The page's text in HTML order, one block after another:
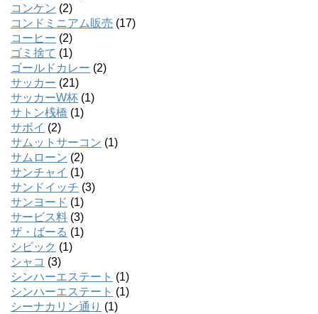
コンケン (2)
コンドミニアム販売 (17)
コーヒー (2)
ゴミ捨て (1)
ゴールドカレー (2)
サッカー (21)
サッカーW杯 (1)
サトン桟橋 (1)
サボイ (2)
サムットサーコン (1)
サムローン (2)
サンチャイ (1)
サンドイッチ (3)
サンヨード (1)
サービス料 (3)
ザ・ばーる (1)
シビック (1)
シャコ (3)
シンハーエステート (1)
シンハーエステート (1)
シーナカリン通り (1)